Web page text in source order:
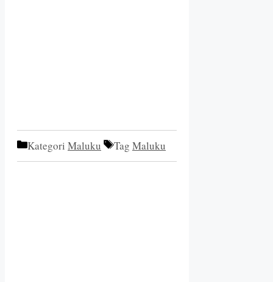
Kategori Maluku Tag Maluku